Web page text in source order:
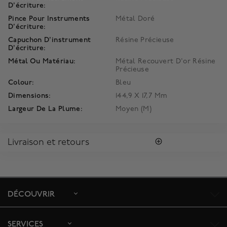
D'écriture:
Pince Pour Instruments
D'écriture:
Métal Doré
Capuchon D'instrument
D'écriture:
Résine Précieuse
Métal Ou Matériau:
Métal Recouvert D'or Résine
Précieuse
Colour:
Bleu
Dimensions:
144,9 X 17,7 Mm
Largeur De La Plume:
Moyen (M)
Livraison et retours
livraisons requièrent une signature confirmant sa réception.
DÉCOUVRIR
SERVICES